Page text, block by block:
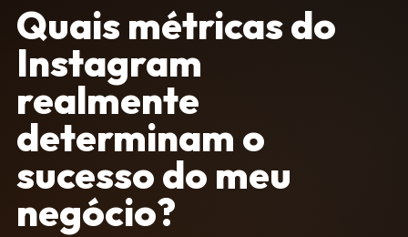
Quais métricas do
Instagram
realmente
determinam o
sucesso do meu
negócio?